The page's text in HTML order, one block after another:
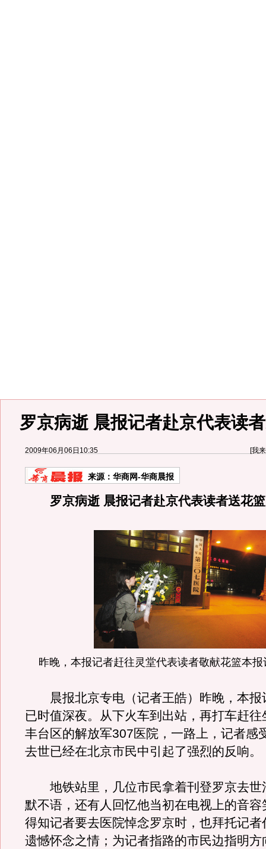
罗京病逝 晨报记者赴京代表读
2009年06月06日10:35 [我
来源： 华商网-华商晨报
罗京病逝 晨报记者赴京代表读者送花篮
昨晚，本报记者赶往灵堂代表读者敬献花篮本
晨报北京专电（记者王皓）昨晚，本报
已时值深夜。从下火车到出站，再打车赶
丰台区的解放军307医院，一路上，记者感
去世已经在北京市民中引起了强烈的反响。
地铁站里，几位市民拿着刊登罗京去世
默不语，还有人回忆他当初在电视上的音容
得知记者要去医院悼念罗京时，也拜托记者
遗憾怀念之情；为记者指路的市民边指明方